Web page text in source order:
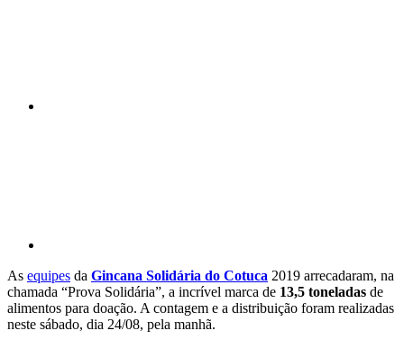
As equipes da Gincana Solidária do Cotuca 2019 arrecadaram, na
chamada “Prova Solidária”, a incrível marca de 13,5 toneladas de
alimentos para doação. A contagem e a distribuição foram realizadas
neste sábado, dia 24/08, pela manhã.